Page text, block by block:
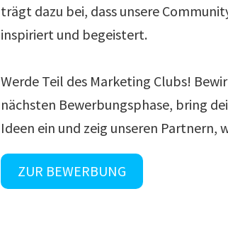
trägt dazu bei, dass unsere
inspiriert und begeistert.
Werde Teil des Marketing Clubs!
nächsten Bewerbungsphase, bring
Ideen ein und zeig unseren Partnern,
ZUR BEWERBUNG